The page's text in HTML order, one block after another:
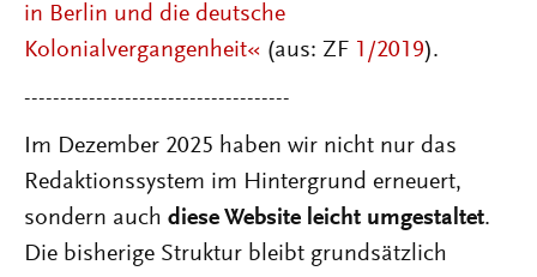
in Berlin und die deutsche
Kolonialvergangenheit« (aus: ZF 1/2019).
-------------------------------------
Im Dezember 2025 haben wir nicht nur das
Redaktionssystem im Hintergrund erneuert,
sondern auch diese Website leicht umgestaltet.
Die bisherige Struktur bleibt grundsätzlich